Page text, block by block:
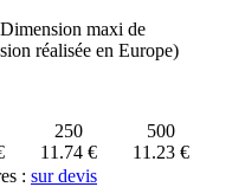
maxi de
réalisée en Europe)
250
500
11.74 €
11.23 €
: sur devis